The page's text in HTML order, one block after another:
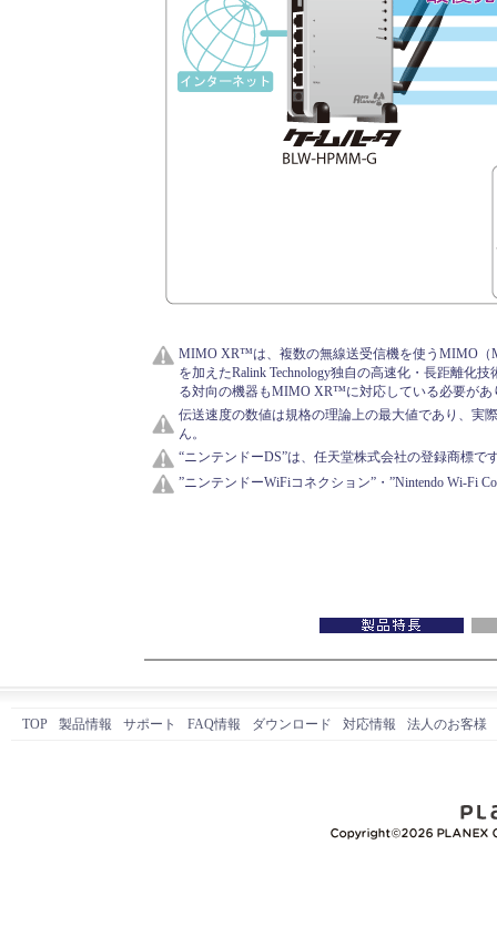
MIMO XR™は、複数の無線送受信機を使うMIMO（
を加えたRalink Technology独自の高速化・長距離化
る対向の機器もMIMO XR™に対応している必要があ
伝送速度の数値は規格の理論上の最大値であり、実
ん。
“ニンテンドーDS”は、任天堂株式会社の登録商標で
”ニンテンドーWiFiコネクション”・”Nintendo Wi-Fi
TOP 製品情報 サポート FAQ情報 ダウンロード 対応情報 法人のお客様